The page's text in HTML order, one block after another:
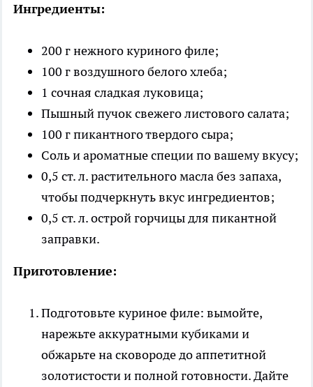
Ингредиенты:
200 г нежного куриного филе;
100 г воздушного белого хлеба;
1 сочная сладкая луковица;
Пышный пучок свежего листового салата;
100 г пикантного твердого сыра;
Соль и ароматные специи по вашему вкусу;
0,5 ст. л. растительного масла без запаха,
чтобы подчеркнуть вкус ингредиентов;
0,5 ст. л. острой горчицы для пикантной
заправки.
Приготовление:
Подготовьте куриное филе: вымойте,
нарежьте аккуратными кубиками и
обжарьте на сковороде до аппетитной
золотистости и полной готовности. Дайте